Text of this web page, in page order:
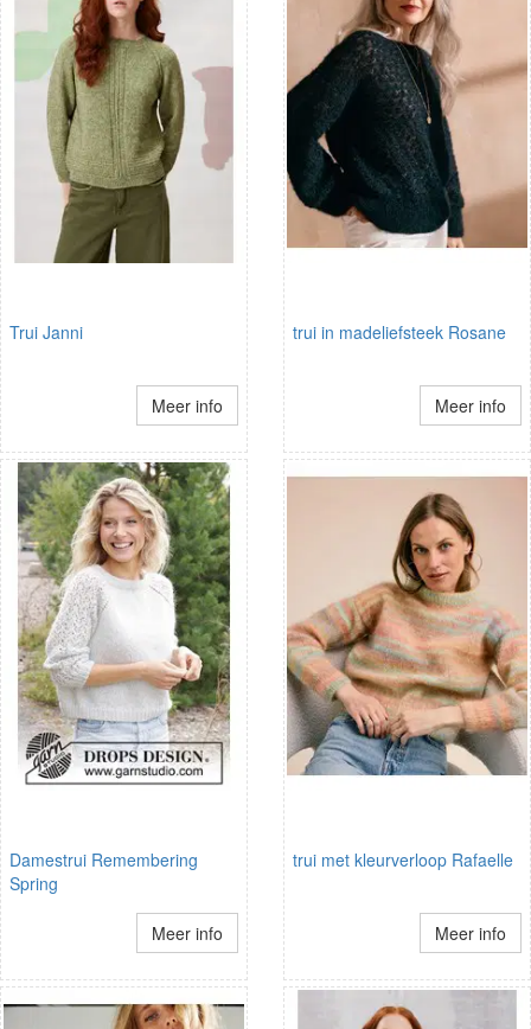
Trui Janni
Meer info
trui in madeliefsteek Rosane
Meer info
Damestrui Remembering
Spring
Meer info
trui met kleurverloop Rafaelle
Meer info